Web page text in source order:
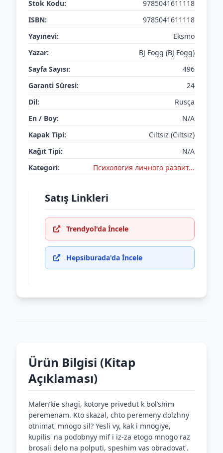
Stok Kodu:
9785041611118
ISBN:
9785041611118
Yayınevi:
Eksmo
Yazar:
BJ Fogg (BJ Fogg)
Sayfa Sayısı:
496
Garanti Süresi:
24
Dil:
Rusça
En / Boy:
N/A
Kapak Tipi:
Ciltsiz (Ciltsiz)
Kağıt Tipi:
N/A
Kategori:
Психология личного развит...
Satış Linkleri
Trendyol'da İncele
Hepsiburada'da İncele
Ürün Bilgisi (Kitap
Açıklaması)
Malenʹkie shagi, kotorye privedut k bolʹshim
peremenam. Kto skazal, chto peremeny dolzhny
otnimat' mnogo sil? Yesli vy, kak i mnogiye,
kupilis' na podobnyy mif i iz-za etogo mnogo raz
brosali delo na polputi, speshim vas obradovat'.